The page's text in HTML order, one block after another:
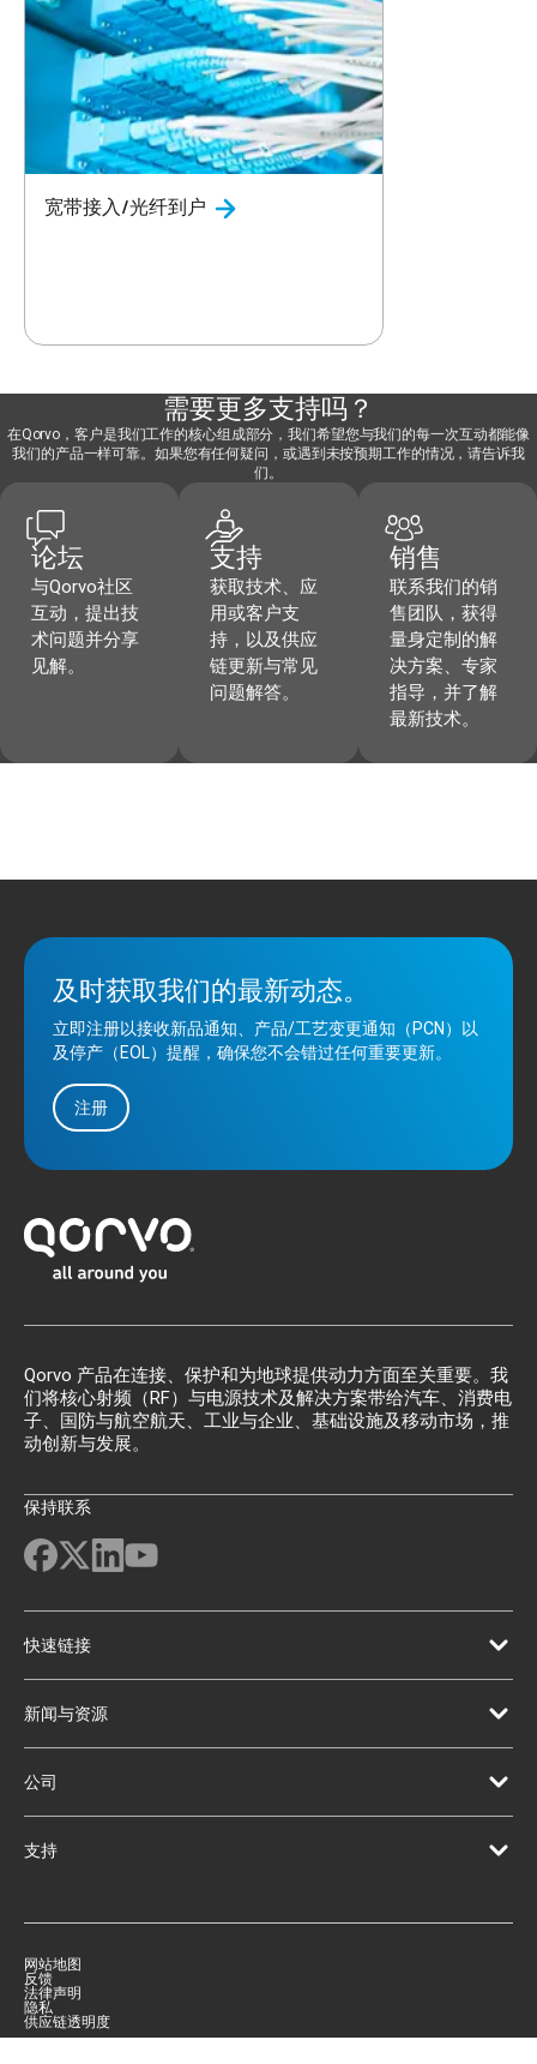
宽带接入/光纤到户
需要更多支持吗？
在Qorvo，客户是我们工作的核心组成部分，我们希望您与我们的每一次互动都能像
我们的产品一样可靠。如果您有任何疑问，或遇到未按预期工作的情况，请告诉我
们。
论坛
与Qorvo社区
互动，提出技
术问题并分享
见解。
支持
获取技术、应
用或客户支
持，以及供应
链更新与常见
问题解答。
销售
联系我们的销
售团队，获得
量身定制的解
决方案、专家
指导，并了解
最新技术。
及时获取我们的最新动态。
立即注册以接收新品通知、产品/工艺变更通知（PCN）以
及停产（EOL）提醒，确保您不会错过任何重要更新。
注册
Qorvo 产品在连接、保护和为地球提供动力方面至关重要。我
们将核心射频（RF）与电源技术及解决方案带给汽车、消费电
子、国防与航空航天、工业与企业、基础设施及移动市场，推
动创新与发展。
保持联系
快速链接
新闻与资源
公司
支持
网站地图
反馈
法律声明
隐私
供应链透明度